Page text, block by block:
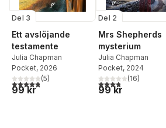
Del 3
Ett avslöjande
testamente
Julia Chapman
Pocket, 2026
4,8utav 5 stjärnor. Totalt antal röster:
(5)
99 kr
Del 2
Mrs Shepherds
mysterium
Julia Chapman
Pocket, 2024
3,8utav 5 stjärnor.
(16)
99 kr